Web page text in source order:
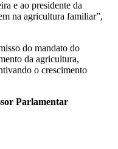
e ao presidente da
na agricultura familiar”,
do mandato do
da agricultura,
o crescimento
Parlamentar